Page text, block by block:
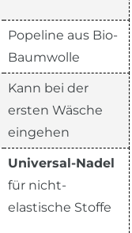
Popeline aus Bio-
Baumwolle
Kann bei der
ersten Wäsche
eingehen
Universal-Nadel
für nicht-
elastische Stoffe